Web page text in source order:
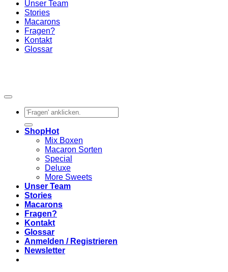
Unser Team
Stories
Macarons
Fragen?
Kontakt
Glossar
Suchen
nach:
Shop
Mix Boxen
Macaron Sorten
Special
Deluxe
More Sweets
Unser Team
Stories
Macarons
Fragen?
Kontakt
Glossar
Anmelden / Registrieren
Newsletter